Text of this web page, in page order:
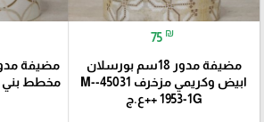
75 ₪
مضيفة مدور 18سم بورسلان
ابيض وكريمي مزخرف 45031-M-
1953-1G ++ع.ج